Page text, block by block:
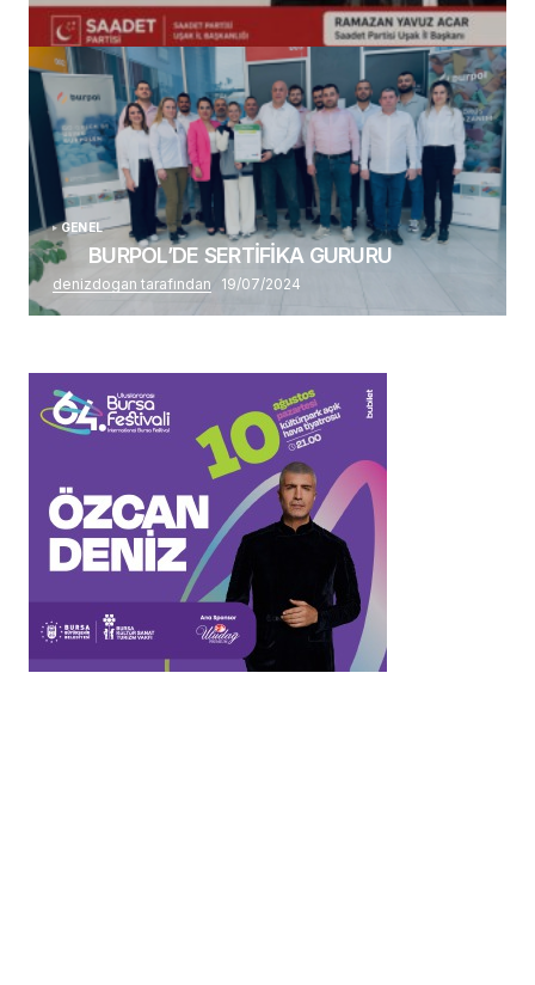
(başlıksız)
Alaattin Karahan tarafından 14/07/2026
GENEL
BURPOL’DE SERTİFİKA GURURU
denizdogan tarafından 19/07/2024